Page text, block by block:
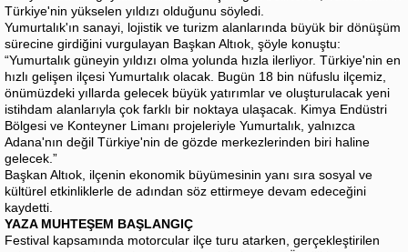
Türkiye'nin yükselen yıldızı olduğunu söyledi.
Yumurtalık'ın sanayi, lojistik ve turizm alanlarında büyük bir dönüşüm
sürecine girdiğini vurgulayan Başkan Altıok, şöyle konuştu:
“Yumurtalık güneyin yıldızı olma yolunda hızla ilerliyor. Türkiye'nin en
hızlı gelişen ilçesi Yumurtalık olacak. Bugün 18 bin nüfuslu ilçemiz,
önümüzdeki yıllarda gelecek büyük yatırımlar ve oluşturulacak yeni
istihdam alanlarıyla çok farklı bir noktaya ulaşacak. Kimya Endüstri
Bölgesi ve Konteyner Limanı projeleriyle Yumurtalık, yalnızca
Adana'nın değil Türkiye'nin de gözde merkezlerinden biri haline
gelecek.”
Başkan Altıok, ilçenin ekonomik büyümesinin yanı sıra sosyal ve
kültürel etkinliklerle de adından söz ettirmeye devam edeceğini
kaydetti.
YAZA MUHTEŞEM BAŞLANGIÇ
Festival kapsamında motorcular ilçe turu atarken, gerçekleştirilen